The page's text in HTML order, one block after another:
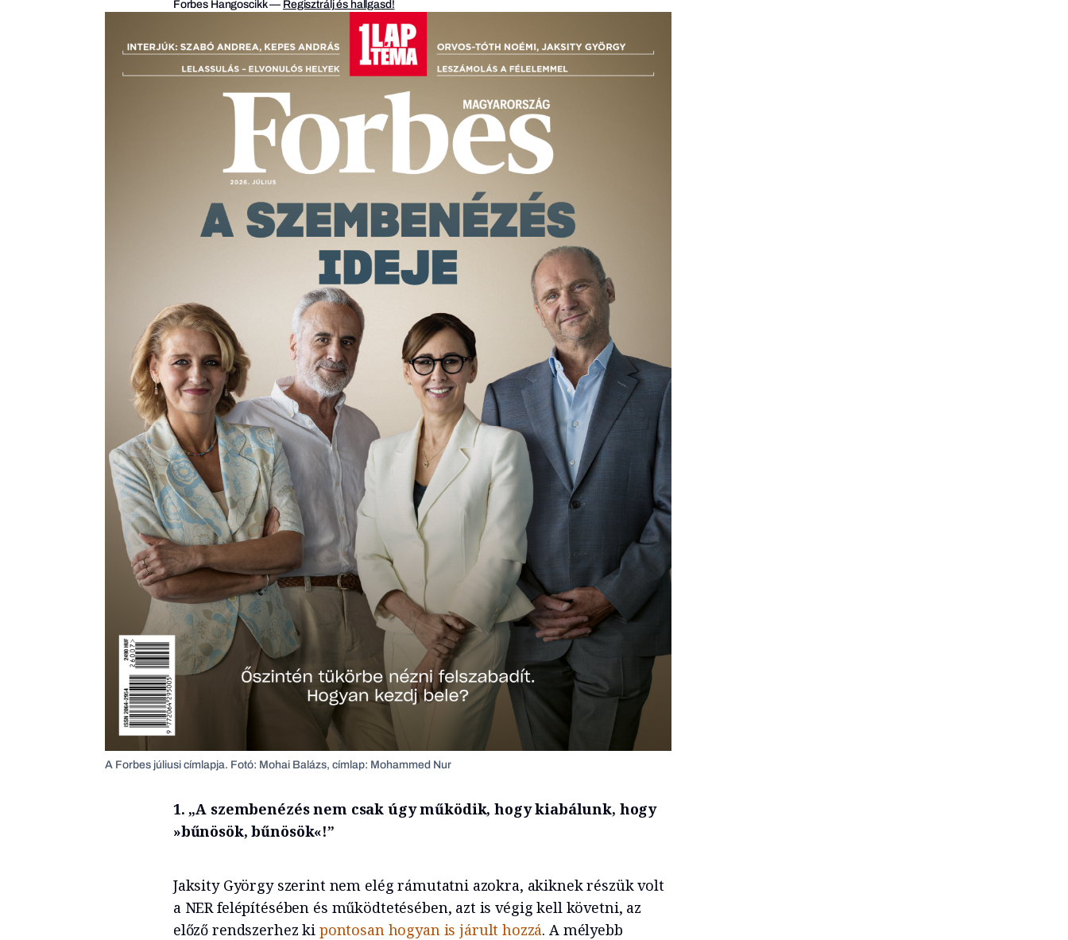
Forbes Hangoscikk— Regisztrálj és hallgasd!
A Forbes júliusi címlapja. Fotó: Mohai Balázs, címlap: Mohammed Nur
1. „A szembenézés nem csak úgy működik, hogy kiabálunk, hogy
»bűnösök, bűnösök«!”
Jaksity György szerint nem elég rámutatni azokra, akiknek részük volt
a NER felépítésében és működtetésében, azt is végig kell követni, az
előző rendszerhez ki pontosan hogyan is járult hozzá. A mélyebb